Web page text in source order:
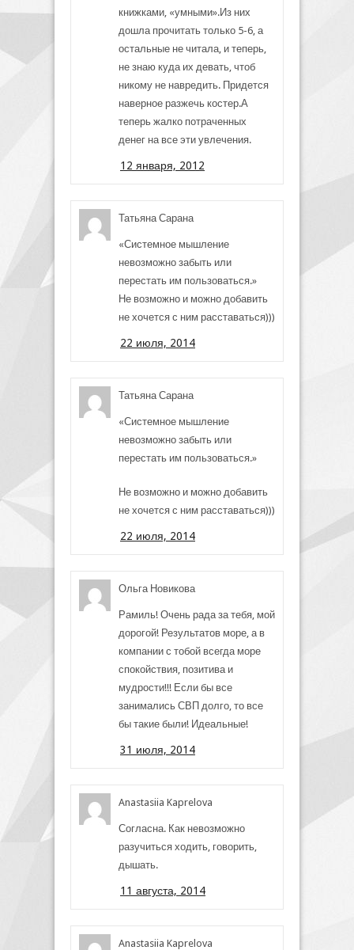
книжками, «умными».Из них
дошла прочитать только 5-6, а
остальные не читала, и теперь,
не знаю куда их девать, чтоб
никому не навредить. Придется
наверное разжечь костер.А
теперь жалко потраченных
денег на все эти увлечения.
12 января, 2012
Татьяна Сарана
«Системное мышление
невозможно забыть или
перестать им пользоваться.»
Не возможно и можно добавить
не хочется с ним расставаться)))
22 июля, 2014
Татьяна Сарана
«Системное мышление
невозможно забыть или
перестать им пользоваться.»
Не возможно и можно добавить
не хочется с ним расставаться)))
22 июля, 2014
Ольга Новикова
Рамиль! Очень рада за тебя, мой
дорогой! Результатов море, а в
компании с тобой всегда море
спокойствия, позитива и
мудрости!!! Если бы все
занимались СВП долго, то все
бы такие были! Идеальные!
31 июля, 2014
Anastasiia Kaprelova
Согласна. Как невозможно
разучиться ходить, говорить,
дышать.
11 августа, 2014
Anastasiia Kaprelova